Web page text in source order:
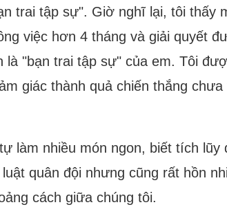
trai tập sự". Giờ nghĩ lại, tôi thấy
việc hơn 4 tháng và giải quyết
"bạn trai tập sự" của em. Tôi
giác thành quả chiến thắng
làm nhiều món ngon, biết tích lũy
quân đội nhưng cũng rất hồn
cách giữa chúng tôi.